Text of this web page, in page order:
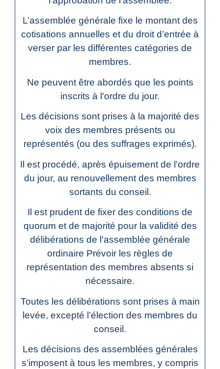
L’assemblée générale fixe le montant des
cotisations annuelles et du droit d’entrée à
verser par les différentes catégories de
membres.
Ne peuvent être abordés que les points
inscrits à l'ordre du jour.
Les décisions sont prises à la majorité des
voix des membres présents ou
représentés (ou des suffrages exprimés).
Il est procédé, après épuisement de l'ordre
du jour, au renouvellement des membres
sortants du conseil.
Il est prudent de fixer des conditions de
quorum et de majorité pour la validité des
délibérations de l'assemblée générale
ordinaire Prévoir les règles de
représentation des membres absents si
nécessaire.
Toutes les délibérations sont prises à main
levée, excepté l’élection des membres du
conseil.
Les décisions des assemblées générales
s’imposent à tous les membres, y compris